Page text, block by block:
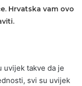
Hrvatska vam ovo
uvijek takve da je
svi su uvijek